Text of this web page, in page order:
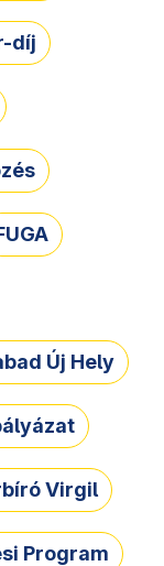
díj
Új Hely
Virgil
Program